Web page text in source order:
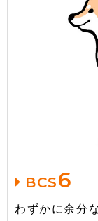
BCS6
わずかに余分